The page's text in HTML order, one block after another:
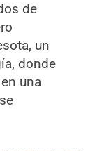
de
un
donde
una